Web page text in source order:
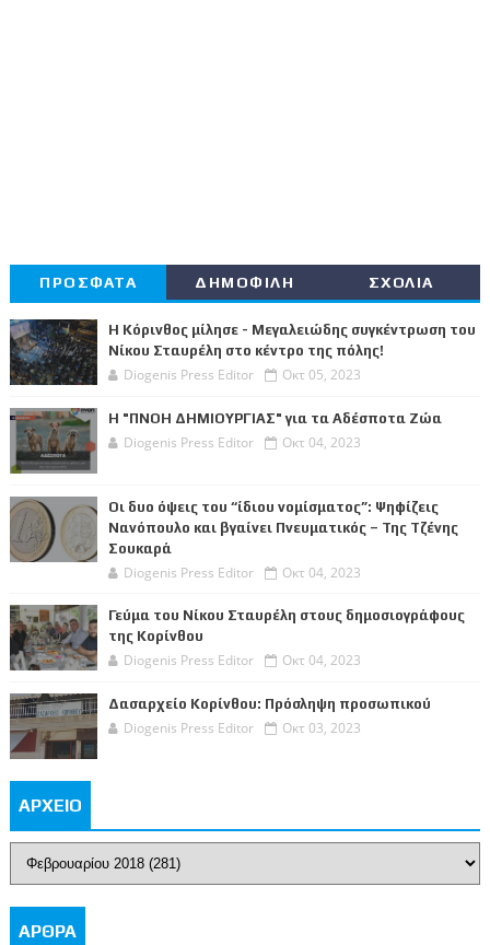
ΠΡΟΣΦΑΤΑ ΔΗΜΟΦΙΛΗ ΣΧΟΛΙΑ
Η Κόρινθος μίλησε - Μεγαλειώδης συγκέντρωση του
Νίκου Σταυρέλη στο κέντρο της πόλης!
Diogenis Press Editor Οκτ 05, 2023
Η "ΠΝΟΗ ΔΗΜΙΟΥΡΓΙΑΣ" για τα Αδέσποτα Ζώα
Diogenis Press Editor Οκτ 04, 2023
Οι δυο όψεις του “ίδιου νομίσματος”: Ψηφίζεις
Νανόπουλο και βγαίνει Πνευματικός – Της Τζένης
Σουκαρά
Diogenis Press Editor Οκτ 04, 2023
Γεύμα του Νίκου Σταυρέλη στους δημοσιογράφους
της Κορίνθου
Diogenis Press Editor Οκτ 04, 2023
Δασαρχείο Κορίνθου: Πρόσληψη προσωπικού
Diogenis Press Editor Οκτ 03, 2023
ΑΡΧΕΙΟ
ΑΡΘΡΑ